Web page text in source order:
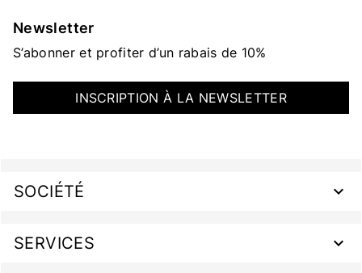
Newsletter
S’abonner et profiter d’un rabais de 10%
INSCRIPTION À LA NEWSLETTER
SOCIÉTÉ
SERVICES